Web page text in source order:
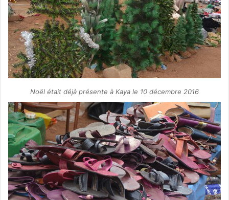
Noël était déjà présente à Kaya le 10 décembre 2016